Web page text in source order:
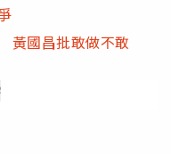
黃國昌批敢做不敢